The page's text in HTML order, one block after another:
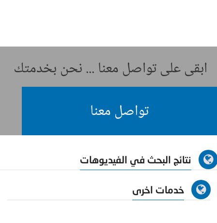
ابقى على تواصل معنا ... نحن بخدمتك
تواصل معنا
نتائج البحث في الفيديوهات
خدمات اخرى